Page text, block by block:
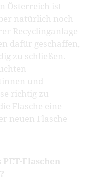
Österreich ist
natürlich noch
Recyclinganlage
dafür geschaffen,
zu schließen.
und
richtig zu
Flasche eine
neuen Flasche
Flaschen